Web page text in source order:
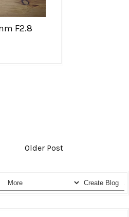
F2.8
Older Post